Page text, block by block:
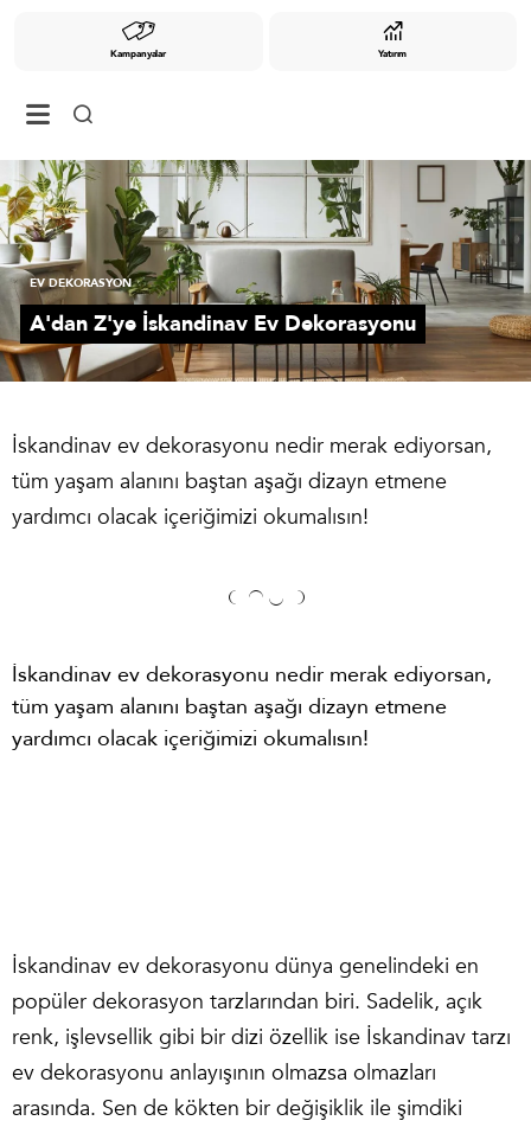
Kampanyalar Yatırım
EV DEKORASYON
A'dan Z'ye İskandinav Ev Dekorasyonu
İskandinav ev dekorasyonu nedir merak ediyorsan,
tüm yaşam alanını baştan aşağı dizayn etmene
yardımcı olacak içeriğimizi okumalısın!
İskandinav ev dekorasyonu nedir merak ediyorsan,
tüm yaşam alanını baştan aşağı dizayn etmene
yardımcı olacak içeriğimizi okumalısın!
İskandinav ev dekorasyonu dünya genelindeki en
popüler dekorasyon tarzlarından biri. Sadelik, açık
renk, işlevsellik gibi bir dizi özellik ise İskandinav tarzı
ev dekorasyonu anlayışının olmazsa olmazları
arasında. Sen de kökten bir değişiklik ile şimdiki